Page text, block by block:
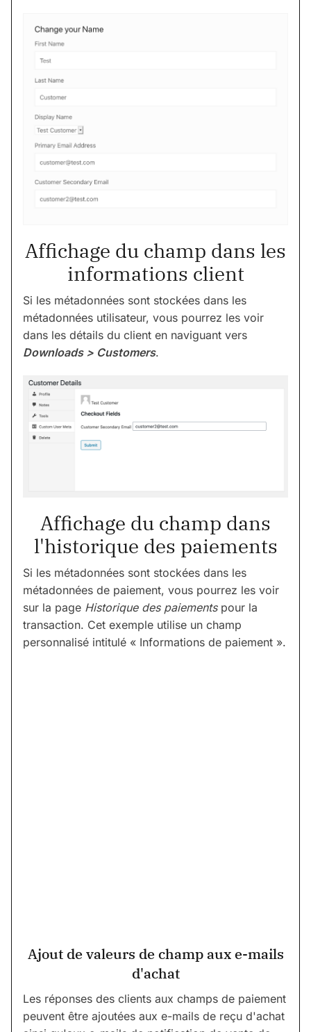
Affichage du champ dans les
informations client
Si les métadonnées sont stockées dans les
métadonnées utilisateur, vous pourrez les voir
dans les détails du client en naviguant vers
Downloads > Customers.
Affichage du champ dans
l'historique des paiements
Si les métadonnées sont stockées dans les
métadonnées de paiement, vous pourrez les voir
sur la page Historique des paiementspour la
transaction. Cet exemple utilise un champ
personnalisé intitulé « Informations de paiement ».
Ajout de valeurs de champ aux e-mails
d'achat
Les réponses des clients aux champs de paiement
peuvent être ajoutées aux e-mails de reçu d'achat